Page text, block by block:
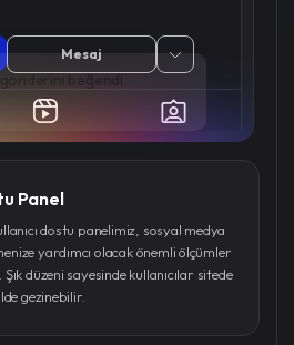
Mesaj
Panel
dostu panelimiz, sosyal medya
yardımcı olacak önemli ölçümler
düzeni sayesinde kullanıcılar sitede
gezinebilir.